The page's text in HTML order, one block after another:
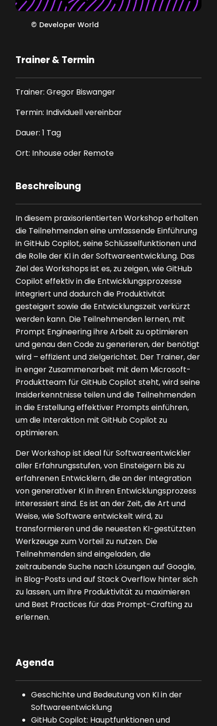
© Developer World
Trainer & Termin
Trainer: Gregor Biswanger
Termin: Individuell vereinbar
Dauer: 1 Tag
Ort: Inhouse oder Remote
Beschreibung
In diesem praxisorientierten Workshop erhalten
die Teilnehmenden eine umfassende Einführung
in GitHub Copilot, seine Schlüsselfunktionen und
die Rolle der KI in der Softwareentwicklung. Das
Ziel des Workshops ist es, zu zeigen, wie GitHub
Copilot effektiv in die Entwicklungsprozesse
integriert und dadurch die Produktivität
gesteigert sowie die Entwicklungszeit verkürzt
werden kann. Die Teilnehmenden lernen, mit
Prompt Engineering ihre Arbeit zu optimieren
und genau den Code zu generieren, der benötigt
wird – effizient und zielgerichtet. Der Trainer, der
in enger Zusammenarbeit mit dem Microsoft-
Produktteam für GitHub Copilot steht, wird seine
Insiderkenntnisse teilen und die Teilnehmenden
in die Erstellung effektiver Prompts einführen,
um die Interaktion mit GitHub Copilot zu
optimieren.
Der Workshop ist ideal für Softwareentwickler
aller Erfahrungsstufen, von Einsteigern bis zu
erfahrenen Entwicklern, die an der Integration
von generativer KI in ihren Entwicklungsprozess
interessiert sind. Es ist an der Zeit, die Art und
Weise, wie Software entwickelt wird, zu
transformieren und die neuesten KI-gestützten
Werkzeuge zum Vorteil zu nutzen. Die
Teilnehmenden sind eingeladen, die
zeitraubende Suche nach Lösungen auf Google,
in Blog-Posts und auf Stack Overflow hinter sich
zu lassen, um ihre Produktivität zu maximieren
und Best Practices für das Prompt-Crafting zu
erlernen.
Agenda
Geschichte und Bedeutung von KI in der
Softwareentwicklung
GitHub Copilot: Hauptfunktionen und